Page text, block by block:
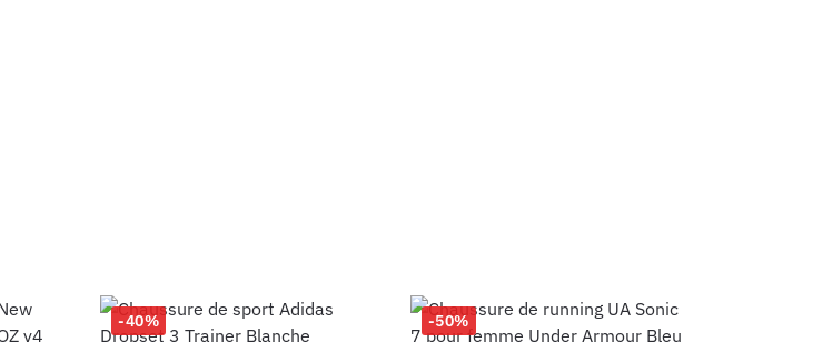
-40% -50%